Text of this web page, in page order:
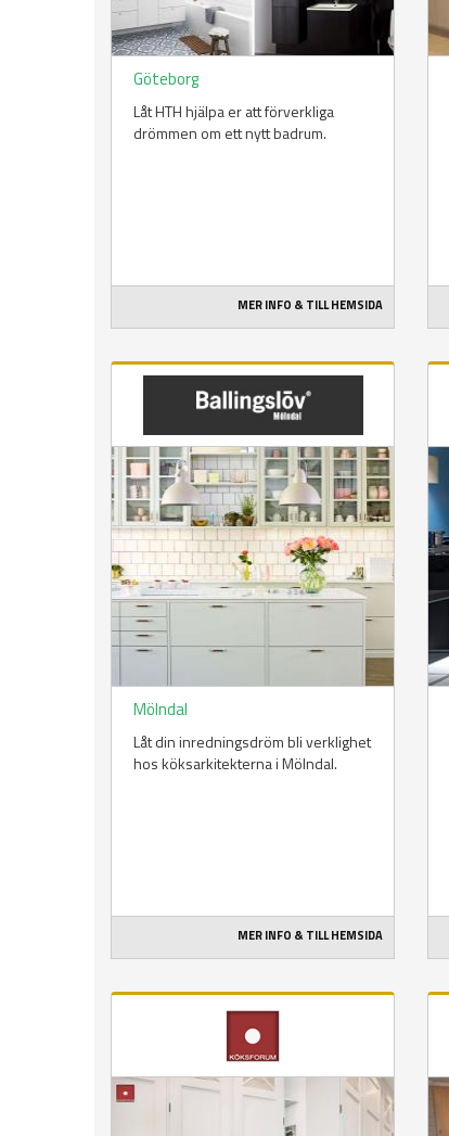
Göteborg
Låt HTH hjälpa er att förverkliga
drömmen om ett nytt badrum.
MER INFO & TILL HEMSIDA
Mölndal
Låt din inredningsdröm bli verklighet
hos köksarkitekterna i Mölndal.
MER INFO & TILL HEMSIDA